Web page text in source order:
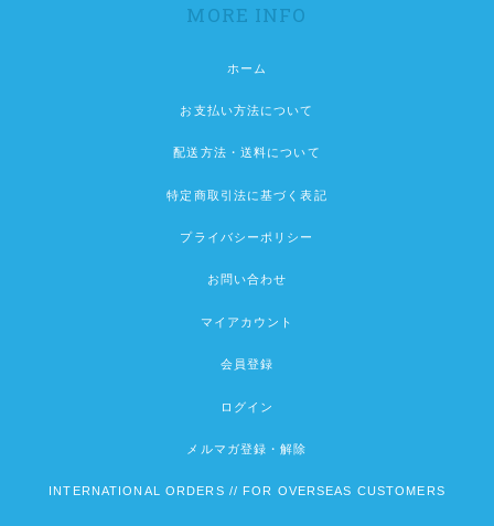
MORE INFO
ホーム
お支払い方法について
配送方法・送料について
特定商取引法に基づく表記
プライバシーポリシー
お問い合わせ
マイアカウント
会員登録
ログイン
メルマガ登録・解除
INTERNATIONAL ORDERS // FOR OVERSEAS CUSTOMERS